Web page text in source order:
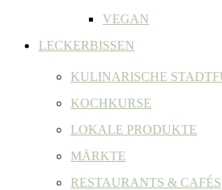
VEGAN
LECKERBISSEN
KULINARISCHE
KOCHKURSE
LOKALE PRODUKTE
MÄRKTE
RESTAURANTS & CAFÉS